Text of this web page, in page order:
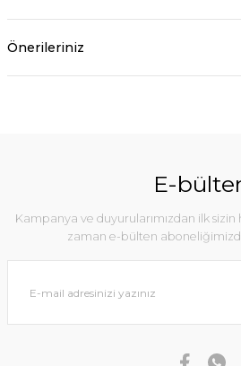
Önerileriniz
E-
Kampanya ve duyurularımızdan ilk
zaman e-bülten